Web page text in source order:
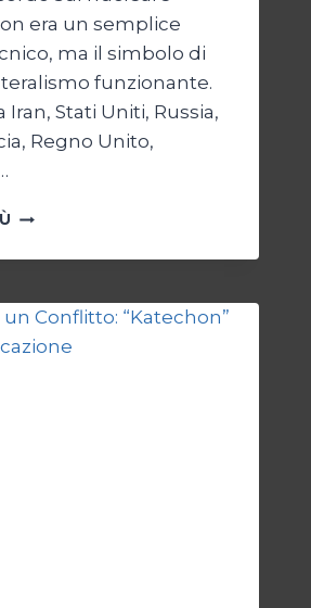
era un semplice
ma il simbolo di
funzionante.
Iran, Stati Uniti, Russia,
Regno Unito,
JCPOA,
CREPUSCOLO
DIRITTO